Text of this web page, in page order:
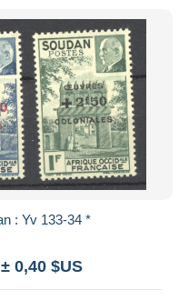
Soudan : Yv 133-34 *
± 0,40 $US